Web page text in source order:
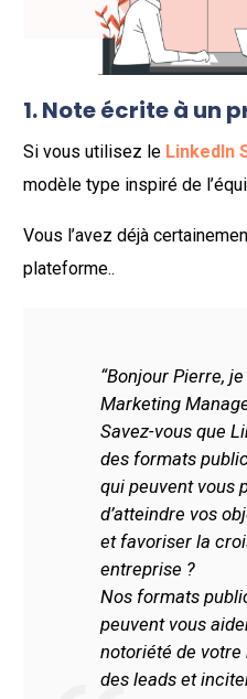
1. Note écrite à un
Si vous utilisez le LinkedIn
modèle type inspiré de
Vous l’avez déjà
plateforme..
“Bonjour Pierre,
Marketing
Savez-vous que
des formats
qui peuvent vous
d’atteindre vos
et favoriser la
entreprise ?
Nos formats
peuvent vous
notoriété de
des leads et